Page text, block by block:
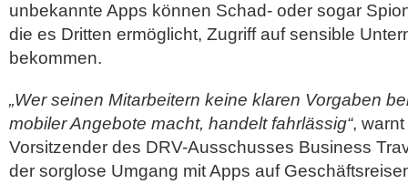
unbekannte Apps können Schad- oder sogar
die es Dritten ermöglicht, Zugriff auf sensible
bekommen.
„Wer seinen Mitarbeitern keine klaren Vorgaben
mobiler Angebote macht, handelt fahrlässig“,
Vorsitzender des DRV-Ausschusses Business
der sorglose Umgang mit Apps auf